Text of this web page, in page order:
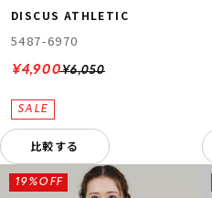
DISCUS ATHLETIC
5487-6970
¥6,050
¥4,900
比較する
19%OFF